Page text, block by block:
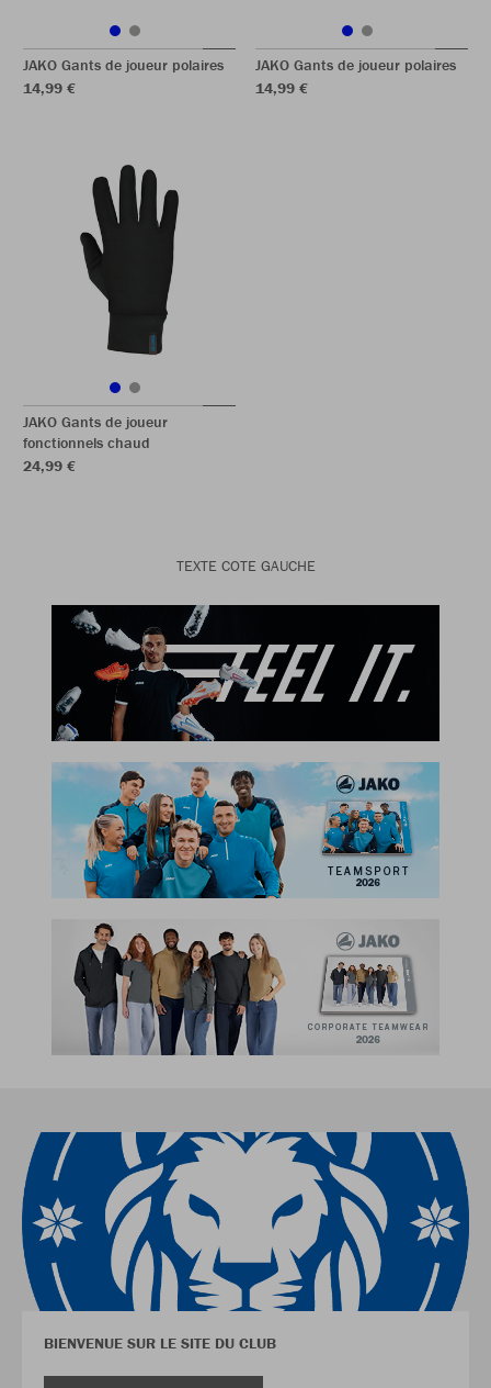
JAKO Gants de joueur polaires
14,99 €
JAKO Gants de joueur polaires
14,99 €
JAKO Gants de joueur
fonctionnels chaud
24,99 €
TEXTE COTE GAUCHE
BIENVENUE SUR LE SITE DU CLUB